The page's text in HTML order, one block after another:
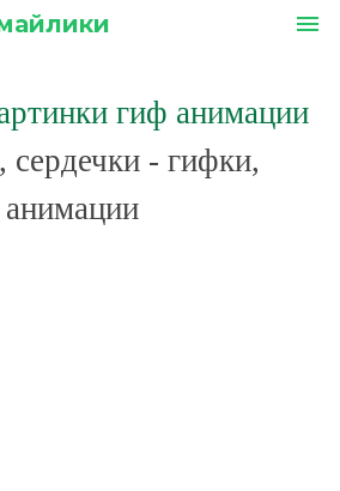
menu
гиф анимации
- гифки,
анимации